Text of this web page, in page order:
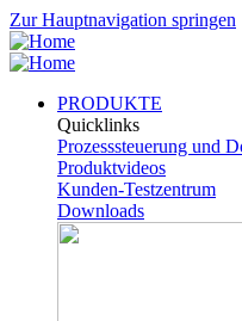
Zur Hauptnavigation springen
PRODUKTE
Quicklinks
Prozesssteuerung und
Produktvideos
Kunden-Testzentrum
Downloads